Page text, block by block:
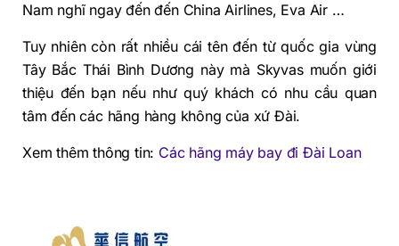
Nam nghĩ ngay đến đến China Airlines, Eva Air …
Tuy nhiên còn rất nhiều cái tên đến từ quốc gia vùng
Tây Bắc Thái Bình Dương này mà Skyvas muốn giới
thiệu đến bạn nếu như quý khách có nhu cầu quan
tâm đến các hãng hàng không của xứ Đài.
Xem thêm thông tin: Các hãng máy bay đi Đài Loan